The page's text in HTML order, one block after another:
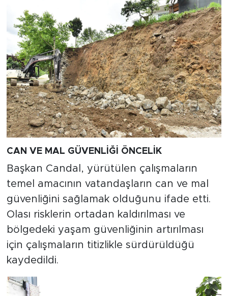
CAN VE MAL GÜVENLİĞİ ÖNCELİK
Başkan Candal, yürütülen çalışmaların
temel amacının vatandaşların can ve mal
güvenliğini sağlamak olduğunu ifade etti.
Olası risklerin ortadan kaldırılması ve
bölgedeki yaşam güvenliğinin artırılması
için çalışmaların titizlikle sürdürüldüğü
kaydedildi.